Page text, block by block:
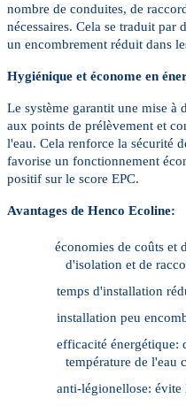
nombre de conduites, de
nécessaires. Cela se traduit par
un encombrement réduit dans
Hygiénique et économe en
Le système garantit une mise à
aux points de prélèvement et
l'eau. Cela renforce la sécurité
favorise un fonctionnement
positif sur le score EPC.
Avantages de Henco Ecoline:
économies de coûts et
d'isolation et de
temps d'installation
installation peu
efficacité énergétique:
température de l'eau
anti-légionellose: évite